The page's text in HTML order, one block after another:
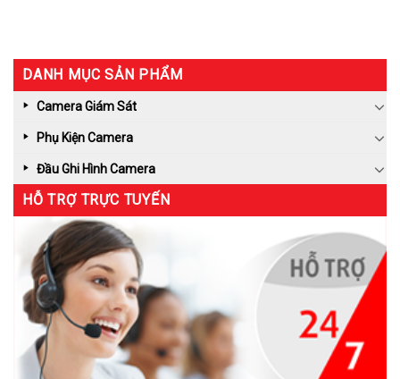
DANH MỤC SẢN PHẨM
Camera Giám Sát
Phụ Kiện Camera
Đầu Ghi Hình Camera
HỖ TRỢ TRỰC TUYẾN